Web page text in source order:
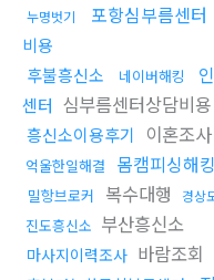
누명벗기 포항심부름센터
비용
후불흥신소
네이버해킹
센터 심부름센터상담비용
흥신소이용후기 이혼조사
억울한일해결 몸캠피싱해
밀항브로커 복수대행 경상
진도흥신소 부산흥신소
마사지이력조사 바람조회